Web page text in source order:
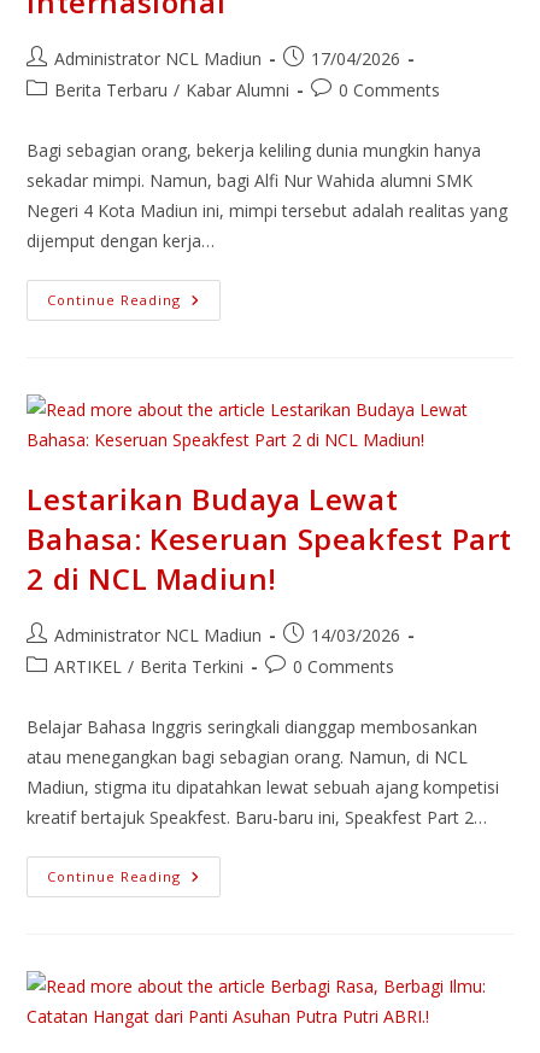
Administrator NCL Madiun
17/04/2026
Berita Terbaru / Kabar Alumni 0 Comments
Bagi sebagian orang, bekerja keliling dunia mungkin hanya
sekadar mimpi. Namun, bagi Alfi Nur Wahida alumni SMK
Negeri 4 Kota Madiun ini, mimpi tersebut adalah realitas yang
dijemput dengan kerja…
Continue Reading
Lestarikan Budaya Lewat
Bahasa: Keseruan Speakfest Part
2 di NCL Madiun!
Administrator NCL Madiun
14/03/2026
ARTIKEL / Berita Terkini 0 Comments
Belajar Bahasa Inggris seringkali dianggap membosankan
atau menegangkan bagi sebagian orang. Namun, di NCL
Madiun, stigma itu dipatahkan lewat sebuah ajang kompetisi
kreatif bertajuk Speakfest. Baru-baru ini, Speakfest Part 2…
Continue Reading